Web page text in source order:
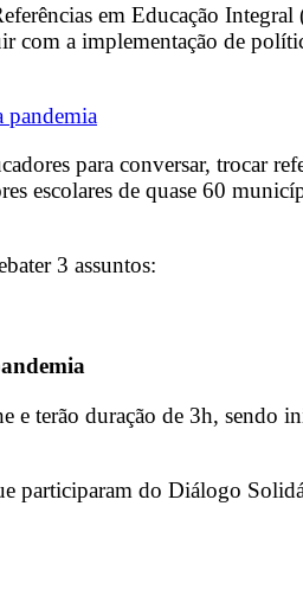
em Educação
a implementação de
pandemia
para conversar, trocar
escolares de quase 60
3 assuntos:
e terão duração de 3h, sendo
participaram do Diálogo